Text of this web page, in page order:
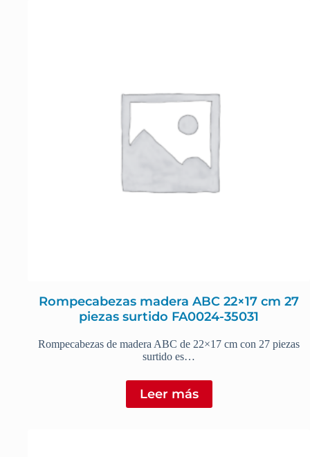
Rompecabezas madera ABC 22×17 cm 27
piezas surtido FA0024-35031
Rompecabezas de madera ABC de 22×17 cm con 27 piezas
surtido es…
Leer más